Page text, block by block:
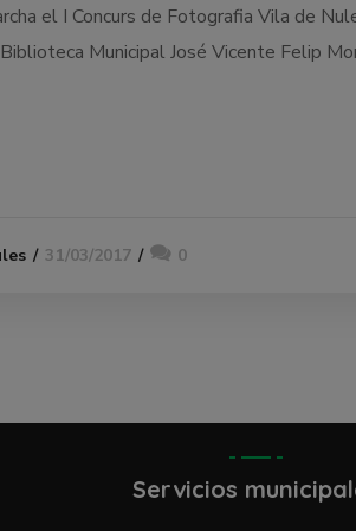
el I Concurs de Fotografia Vila de
Municipal José Vicente Felip
31/03/2017 0
Servicios